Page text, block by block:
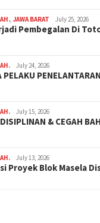
, JAWA BARAT July 25, 2026
Pembegalan Di
July 24, 2026
PELAKU
July 15, 2026
& CEGAH
July 13, 2026
Proyek Blok Masela